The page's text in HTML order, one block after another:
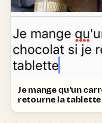
Je mange qu'un
retourne la tablette